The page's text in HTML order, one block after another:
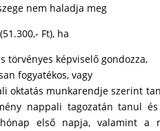
nem haladja meg
Ft), ha
törvényes képviselő gondozza,
fogyatékos, vagy
oktatás munkarendje szerint
nappali tagozatán tanul
első napja, valamint a